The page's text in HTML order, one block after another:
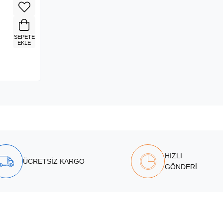
SEPETE
EKLE
ÜCRETSİZ KARGO
HIZLI
GÖNDERİ